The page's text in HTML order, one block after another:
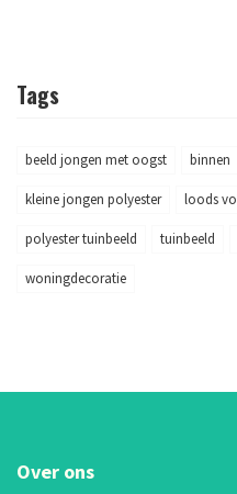
Tags
beeld jongen met oogst binnen
kleine jongen polyester loods
polyester tuinbeeld tuinbeeld
woningdecoratie
Over ons